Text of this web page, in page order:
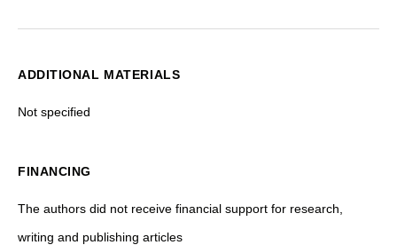
ADDITIONAL MATERIALS
Not specified
FINANCING
The authors did not receive financial support for research,
writing and publishing articles